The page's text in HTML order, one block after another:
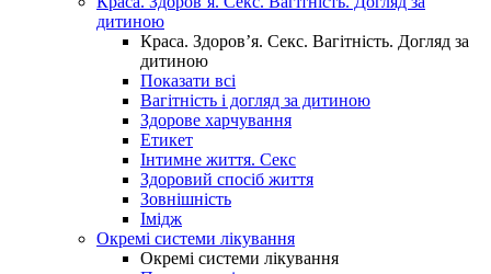
дитиною
Краса. Здоров’я. Секс. Вагітність. Догляд за
дитиною
Показати всі
Вагітність і догляд за дитиною
Здорове харчування
Етикет
Інтимне життя. Секс
Здоровий спосіб життя
Зовнішність
Імідж
Окремі системи лікування
Окремі системи лікування